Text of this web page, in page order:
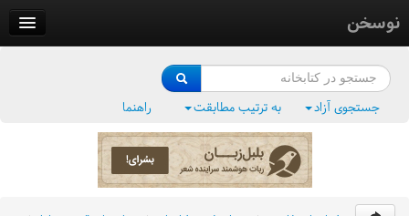
نوسخن
فرهنگ واژگان
جستجوی آزاد به ترتیب مطابقت راهنما